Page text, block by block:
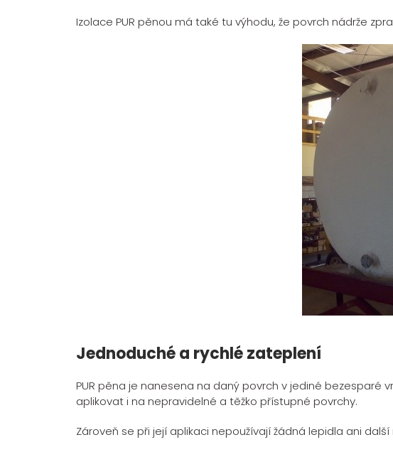
Izolace PUR pěnou má také tu výhodu, že povrch nádrže
Jednoduché a rychlé zateplení
PUR pěna je nanesena na daný povrch v jediné bezesparé
aplikovat i na nepravidelné a těžko přístupné povrchy.
Zároveň se při její aplikaci nepoužívají žádná lepidla ani